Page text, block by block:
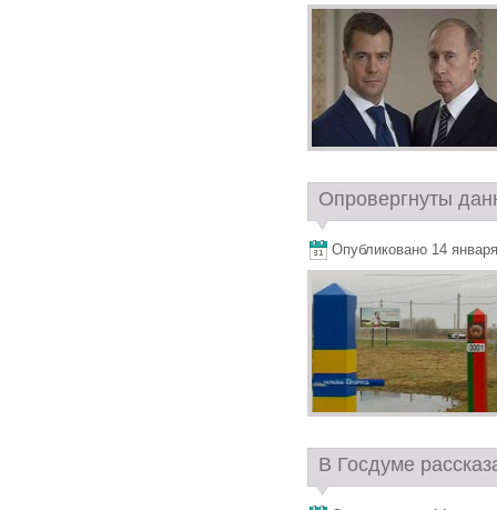
Опровергнуты
Опубликовано 14
В Госдуме